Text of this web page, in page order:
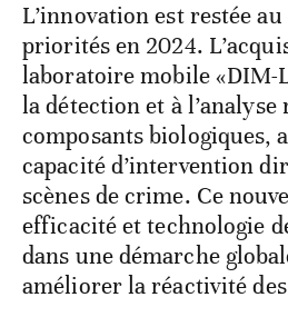
L’innovation est restée
priorités en 2024.
laboratoire mobile «DIM-
la détection et à l’analyse
composants biologiques,
capacité d’intervention
scènes de crime. Ce
efficacité et technologie
dans une démarche
améliorer la réactivité